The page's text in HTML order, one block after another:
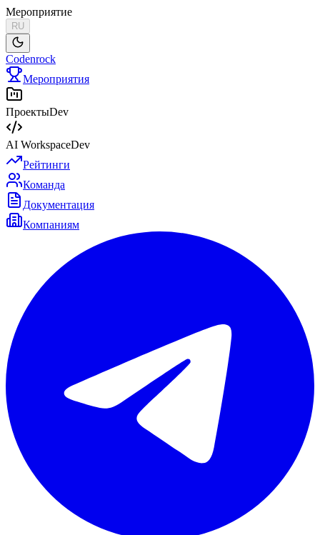
Мероприятие
RU
Codenrock
Мероприятия
ПроектыDev
AI WorkspaceDev
Рейтинги
Команда
Документация
Компаниям